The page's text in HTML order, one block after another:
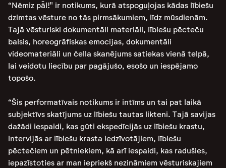
“Nēmiz pǟl!" ir notikums, kurā atspoguļojas kādas lībiešu
dzimtas vēsture no tās pirmsākumiem, līdz mūsdienām.
Tajā vēsturiski dokumentāli materiāli, lībiešu pēcteču
balsis, horeogrāfiskas emocijas, dokumentāli
videomateriāli un čella skanējums satiekas vienā telpā,
lai veidotu liecību par pagājušo, esošo un iespējamo
topošo.
“Šis performatīvais notikums ir intīms un tai pat laikā
subjektīvs skatījums uz lībiešu tautas likteni. Tajā savijas
dažādi iespaidi, kas gūti ekspedīcijās uz lībiešu krastu,
intervijās ar lībiešu krasta iedzīvotājiem, lībiešu
pēctečiem un pētniekiem, kā arī iespaidi, kas radušies,
iepazīstoties ar man iepriekš nezināmiem vēsturiskajiem